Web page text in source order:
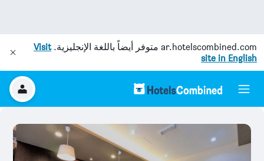
ar.hotelscombined.com متوفر أيضاً باللغة الإنجليزية.Visit
site in English